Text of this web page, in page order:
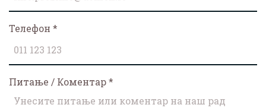
Телефон *
Питање / Коментар*